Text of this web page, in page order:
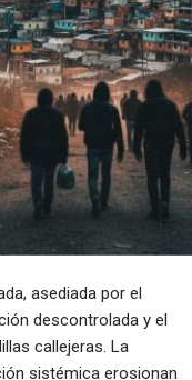
asediada por el
descontrolada y el
callejeras. La
sistémica erosionan